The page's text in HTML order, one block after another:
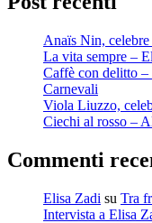
Anaïs Nin,
La vita sempre –
Caffè con delitto –
Carnevali
Viola Liuzzo,
Ciechi al rosso –
Commenti
Elisa Zadi su Tra
Intervista a Elisa